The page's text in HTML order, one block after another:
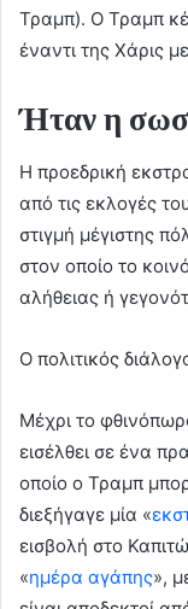
Τραμπ). Ο Τραμπ
έναντι της Χάρις
Ήταν η
H προεδρική
από τις εκλογές
στιγμή μέγιστης
στον οποίο το
αλήθειας ή
Ο πολιτικός
Μέχρι το
εισέλθει σε ένα
οποίο ο Τραμπ
διεξήγαγε μία «
εισβολή στο
«ημέρα αγάπης»,